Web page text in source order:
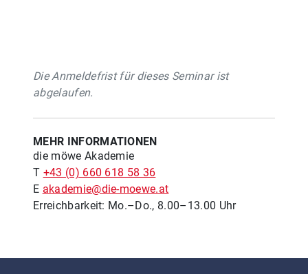
Die Anmeldefrist für dieses Seminar ist
abgelaufen.
MEHR INFORMATIONEN
die möwe Akademie
T +43 (0) 660 618 58 36
E akademie@die-moewe.at
Erreichbarkeit: Mo.–Do., 8.00–13.00 Uhr